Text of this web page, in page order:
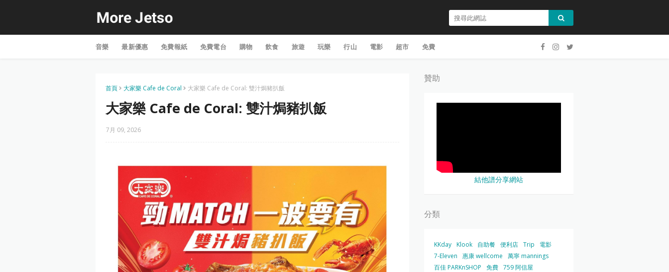
音樂 最新優惠 免費報紙 免費電台 購物 飲食 旅遊 玩樂 行山 電影 超市 免費
首頁 大家樂 Cafe de Coral 大家樂 Cafe de Coral: 雙汁焗豬扒飯
大家樂 Cafe de Coral: 雙汁焗豬扒飯
7月 09, 2026
贊助
結他譜分享網站
分類
KKday Klook 自助餐 便利店 Trip
電影
7-Eleven
惠康 wellcome
萬寧 mannings
百佳 PARKnSHOP
免費 759 阿信屋